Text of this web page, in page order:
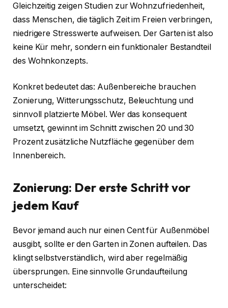
Gleichzeitig zeigen Studien zur Wohnzufriedenheit,
dass Menschen, die täglich Zeit im Freien verbringen,
niedrigere Stresswerte aufweisen. Der Garten ist also
keine Kür mehr, sondern ein funktionaler Bestandteil
des Wohnkonzepts.
Konkret bedeutet das: Außenbereiche brauchen
Zonierung, Witterungsschutz, Beleuchtung und
sinnvoll platzierte Möbel. Wer das konsequent
umsetzt, gewinnt im Schnitt zwischen 20 und 30
Prozent zusätzliche Nutzfläche gegenüber dem
Innenbereich.
Zonierung: Der erste Schritt vor
jedem Kauf
Bevor jemand auch nur einen Cent für Außenmöbel
ausgibt, sollte er den Garten in Zonen aufteilen. Das
klingt selbstverständlich, wird aber regelmäßig
übersprungen. Eine sinnvolle Grundaufteilung
unterscheidet: